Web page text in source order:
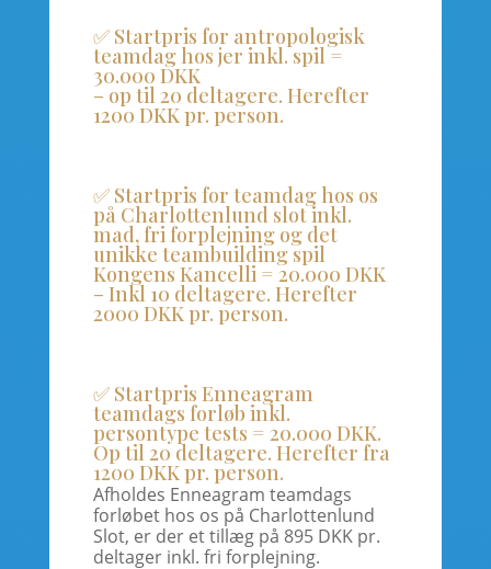
✅ Startpris for antropologisk
teamdag hos jer inkl. spil =
30.000 DKK
– op til 20 deltagere. Herefter
1200 DKK pr. person.
✅ Startpris for teamdag hos os
på Charlottenlund slot inkl.
mad, fri forplejning og det
unikke teambuilding spil
Kongens Kancelli = 20.000 DKK
– Inkl 10 deltagere. Herefter
2000 DKK pr. person.
✅ Startpris Enneagram
teamdags forløb inkl.
persontype tests = 20.000 DKK.
Op til 20 deltagere. Herefter fra
1200 DKK pr. person.
Afholdes Enneagram teamdags
forløbet hos os på Charlottenlund
Slot, er der et tillæg på 895 DKK pr.
deltager inkl. fri forplejning.